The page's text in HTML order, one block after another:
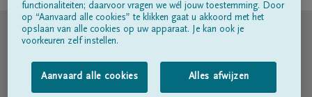
© DELA
Gebruiksvoorwaarden
Privacyverklaring
functionaliteiten; daarvoor vragen we wél jouw toestemming. Door
op “Aanvaard alle cookies” te klikken gaat u akkoord met het
opslaan van alle cookies op uw apparaat. Je kan ook je
voorkeuren zelf instellen.
Aanvaard alle cookies Alles afwijzen